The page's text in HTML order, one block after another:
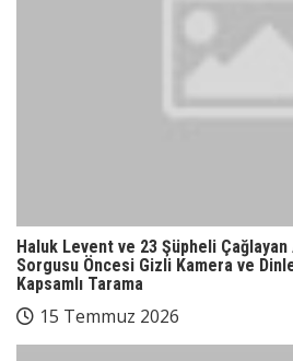
Haluk Levent ve 23 Şüpheli Çağlayan
Sorgusu Öncesi Gizli Kamera ve
Kapsamlı Tarama
15 Temmuz 2026